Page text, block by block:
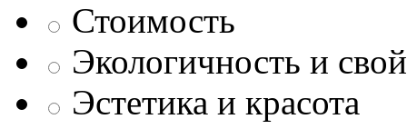
Стоимость
Экологичность и
Эстетика и красота